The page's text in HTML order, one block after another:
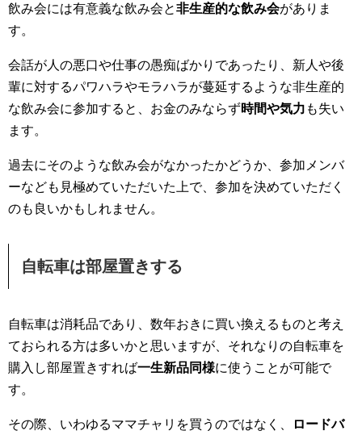
飲み会には有意義な飲み会と非生産的な飲み会がありま
す。
会話が人の悪口や仕事の愚痴ばかりであったり、新人や後
輩に対するパワハラやモラハラが蔓延するような非生産的
な飲み会に参加すると、お金のみならず時間や気力 も失い
ます。
過去にそのような飲み会がなかったかどうか、参加メンバ
ーなども見極めていただいた上で、参加を決めていただく
のも良いかもしれません。
自転車は部屋置きする
自転車は消耗品であり、数年おきに買い換えるものと考え
ておられる方は多いかと思いますが、それなりの自転車を
購入し部屋置きすれば一生新品同様に使うことが可能で
す。
その際、いわゆるママチャリを買うのではなく、
ロードバ